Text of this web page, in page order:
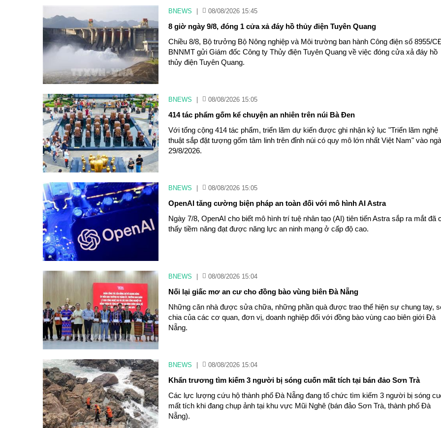
BNEWS 08/08/2026 15:45
8 giờ ngày 9/8, đóng 1 cửa xả đáy hồ thủy điện Tuyên Quang
Chiều 8/8, Bộ trưởng Bộ Nông nghiệp và Môi trường ban hành Công điện số 8955/
BNNMT gửi Giám đốc Công ty Thủy điện Tuyên Quang về việc đóng cửa xả đáy hồ
thủy điện Tuyên Quang.
BNEWS 08/08/2026 15:05
414 tác phẩm gốm kể chuyện an nhiên trên núi Bà Đen
Với tổng cộng 414 tác phẩm, triển lãm dự kiến được ghi nhận kỷ lục "Triển lãm nghệ
thuật sắp đặt tượng gốm tâm linh trên đỉnh núi có quy mô lớn nhất Việt Nam" vào
29/8/2026.
BNEWS 08/08/2026 15:05
OpenAI tăng cường biện pháp an toàn đối với mô hình AI Astra
Ngày 7/8, OpenAI cho biết mô hình trí tuệ nhân tạo (AI) tiên tiến Astra sắp ra mắt đã
thấy tiềm năng đạt được năng lực an ninh mạng ở cấp độ cao.
BNEWS 08/08/2026 15:04
Nối lại giấc mơ an cư cho đồng bào vùng biên Đà Nẵng
Những căn nhà được sửa chữa, những phần quà được trao thể hiện sự chung tay,
chia của các cơ quan, đơn vị, doanh nghiệp đối với đồng bào vùng cao biên giới Đà
Nẵng.
BNEWS 08/08/2026 15:04
Khẩn trương tìm kiếm 3 người bị sóng cuốn mất tích tại bán đảo Sơn Trà
Các lực lượng cứu hộ thành phố Đà Nẵng đang tổ chức tìm kiếm 3 người bị sóng
mất tích khi đang chụp ảnh tại khu vực Mũi Nghê (bán đảo Sơn Trà, thành phố Đà
Nẵng).